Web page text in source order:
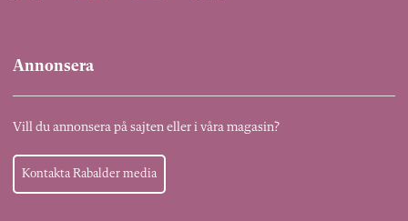
Annonsera
Vill du annonsera på sajten eller i våra magasin?
Kontakta Rabalder media